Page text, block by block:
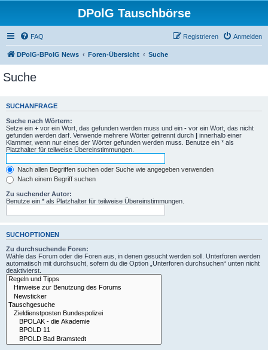
DPolG Tauschbörse
FAQ Anmelden
Registrieren
DPolG-BPolG News Foren-Übersicht Suche
Suche
SUCHANFRAGE
Suche nach Wörtern:
Setze ein + vor ein Wort, das gefunden werden muss und ein - vor ein Wort, das nicht
gefunden werden darf. Verwende mehrere Wörter getrennt durch | innerhalb einer
Klammer, wenn nur eines der Wörter gefunden werden muss. Benutze ein * als
Platzhalter für teilweise Übereinstimmungen.
Nach allen Begriffen suchen oder Suche wie angegeben verwenden
Nach einem Begriff suchen
Zu suchender Autor:
Benutze ein * als Platzhalter für teilweise Übereinstimmungen.
SUCHOPTIONEN
Zu durchsuchende Foren:
Wähle das Forum oder die Foren aus, in denen gesucht werden soll. Unterforen werden
automatisch mit durchsucht, sofern du die Option „Unterforen durchsuchen“ unten nicht
deaktivierst.